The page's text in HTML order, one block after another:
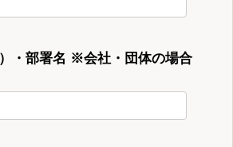
・部署名 ※会社・団体の場合